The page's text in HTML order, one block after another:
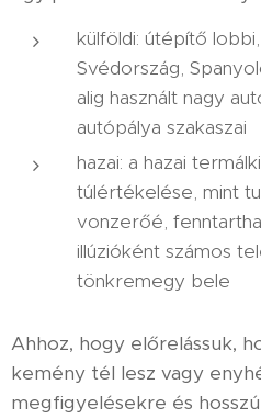
külföldi: útépítő lobbi,
Svédország,
alig használt nagy
autópálya szakaszai
hazai: a hazai
túlértékelése, mint
vonzerőé,
illúzióként számos
tönkremegy bele
Ahhoz, hogy előrelássuk,
kemény tél lesz vagy
megfigyelésekre és